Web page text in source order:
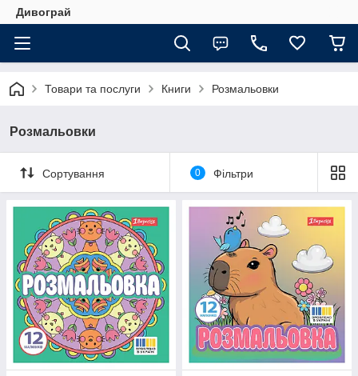
Дивограй
Товари та послуги Книги Розмальовки
Розмальовки
Сортування 0 Фільтри